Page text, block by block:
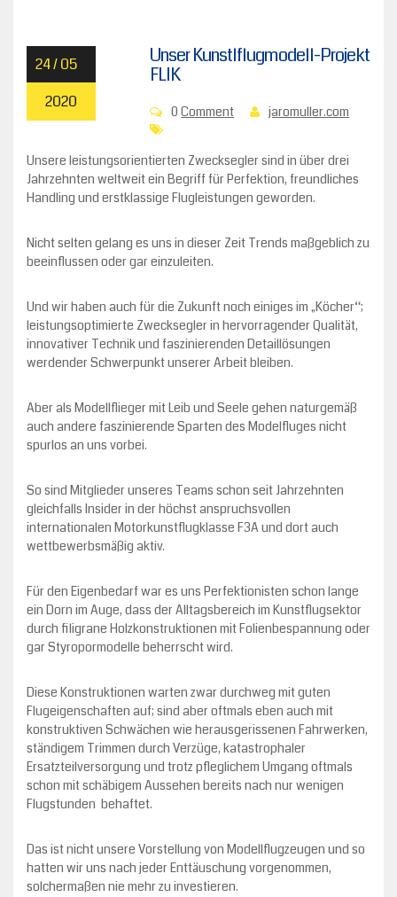
24 / 05
2020
Unser Kunstlflugmodell-Projekt
FLIK
0Comment jaromuller.com
Unsere leistungsorientierten Zwecksegler sind in über drei
Jahrzehnten weltweit ein Begriff für Perfektion, freundliches
Handling und erstklassige Flugleistungen geworden.
Nicht selten gelang es uns in dieser Zeit Trends maßgeblich zu
beeinflussen oder gar einzuleiten.
Und wir haben auch für die Zukunft noch einiges im „Köcher“;
leistungsoptimierte Zwecksegler in hervorragender Qualität,
innovativer Technik und faszinierenden Detaillösungen
werdender Schwerpunkt unserer Arbeit bleiben.
Aber als Modellflieger mit Leib und Seele gehen naturgemäß
auch andere faszinierende Sparten des Modelfluges nicht
spurlos an uns vorbei.
So sind Mitglieder unseres Teams schon seit Jahrzehnten
gleichfalls Insider in der höchst anspruchsvollen
internationalen Motorkunstflugklasse F3A und dort auch
wettbewerbsmäßig aktiv.
Für den Eigenbedarf war es uns Perfektionisten schon lange
ein Dorn im Auge, dass der Alltagsbereich im Kunstflugsektor
durch filigrane Holzkonstruktionen mit Folienbespannung oder
gar Styropormodelle beherrscht wird.
Diese Konstruktionen warten zwar durchweg mit guten
Flugeigenschaften auf; sind aber oftmals eben auch mit
konstruktiven Schwächen wie herausgerissenen Fahrwerken,
ständigem Trimmen durch Verzüge, katastrophaler
Ersatzteilversorgung und trotz pfleglichem Umgang oftmals
schon mit schäbigem Aussehen bereits nach nur wenigen
Flugstunden behaftet.
Das ist nicht unsere Vorstellung von Modellflugzeugen und so
hatten wir uns nach jeder Enttäuschung vorgenommen,
solchermaßen nie mehr zu investieren.